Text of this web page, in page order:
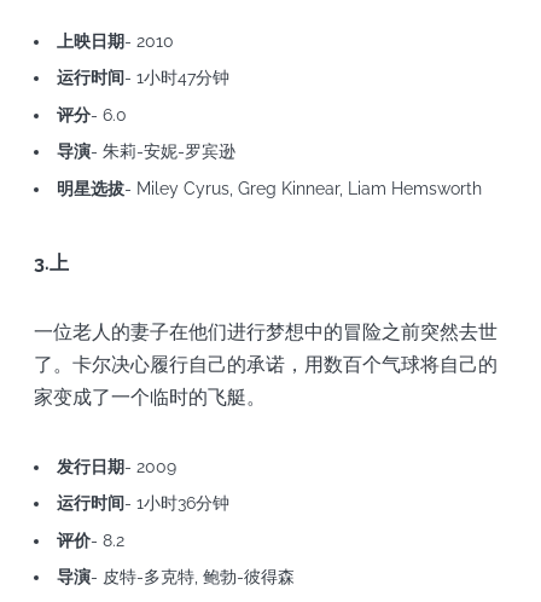
上映日期- 2010
运行时间- 1小时47分钟
评分- 6.0
导演- 朱莉-安妮-罗宾逊
明星选拔- Miley Cyrus, Greg Kinnear, Liam Hemsworth
3.上
一位老人的妻子在他们进行梦想中的冒险之前突然去世
了。卡尔决心履行自己的承诺，用数百个气球将自己的
家变成了一个临时的飞艇。
发行日期- 2009
运行时间- 1小时36分钟
评价- 8.2
导演- 皮特-多克特, 鲍勃-彼得森